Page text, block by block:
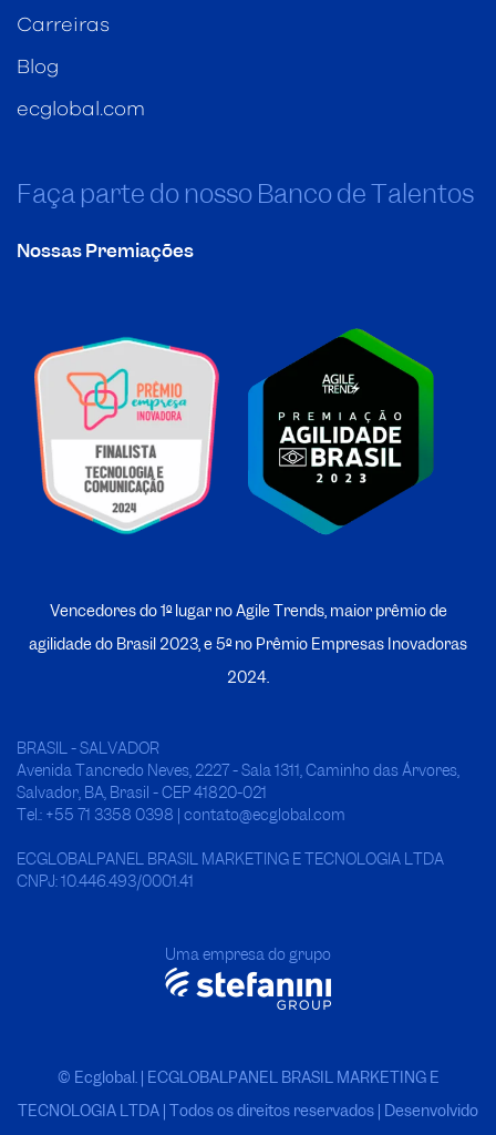
Carreiras
Blog
ecglobal.com
Faça parte do nosso Banco de Talentos
Nossas Premiações
Vencedores do 1º lugar no Agile Trends, maior prêmio de
agilidade do Brasil 2023, e 5º no Prêmio Empresas Inovadoras
2024.
BRASIL - SALVADOR
Avenida Tancredo Neves, 2227 - Sala 1311, Caminho das Árvores,
Salvador, BA, Brasil - CEP 41820-021
Tel.: +55 71 3358 0398 | contato@ecglobal.com
ECGLOBALPANEL BRASIL MARKETING E TECNOLOGIA LTDA
CNPJ: 10.446.493/0001.41
Uma empresa do grupo
© Ecglobal. | ECGLOBALPANEL BRASIL MARKETING E
TECNOLOGIA LTDA | Todos os direitos reservados | Desenvolvido